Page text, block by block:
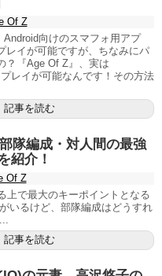
Of Z
Android向けのスマフォ用アプ
レイが可能ですが、ちなみにパ
？『Age Of Z』、実は
レイが可能なんです！その方法
記事を読む
隊編成・対人間の最強
紹介！
Of Z
上で最大のキーポイントとなる
いるけど、部隊編成はどうすれ
記事を読む